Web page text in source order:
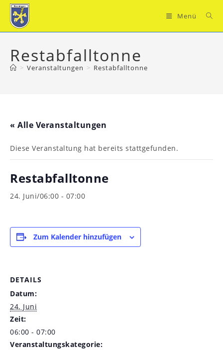
Zum
Inhalt
springen
Menü
Restabfalltonne
> Veranstaltungen > Restabfalltonne
« Alle Veranstaltungen
Diese Veranstaltung hat bereits stattgefunden.
Restabfalltonne
24. Juni/06:00 - 07:00
Zum Kalender hinzufügen
DETAILS
Datum:
24. Juni
Zeit:
06:00 - 07:00
Veranstaltungskategorie: